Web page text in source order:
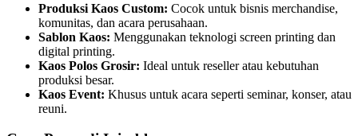
Produksi Kaos Custom: Cocok untuk bisnis merchandise,
komunitas, dan acara perusahaan.
Sablon Kaos: Menggunakan teknologi screen printing dan
digital printing.
Kaos Polos Grosir: Ideal untuk reseller atau kebutuhan
produksi besar.
Kaos Event: Khusus untuk acara seperti seminar, konser, atau
reuni.